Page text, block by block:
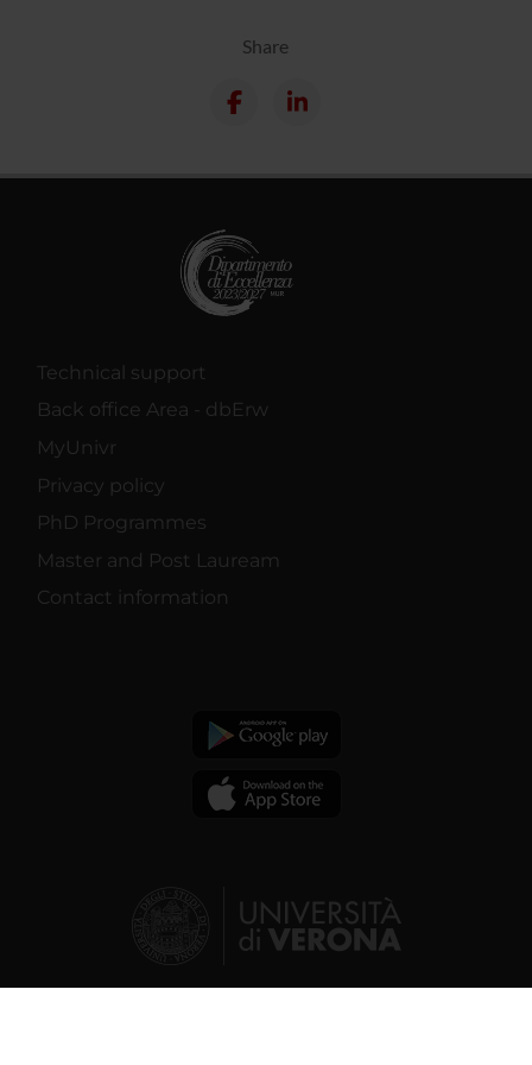
Share
Technical support
Back office Area - dbErw
MyUnivr
Privacy policy
PhD Programmes
Master and Post Lauream
Contact information